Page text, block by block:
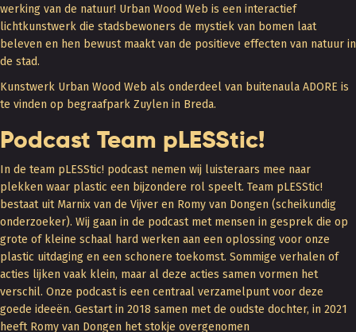
werking van de natuur! Urban Wood Web is een interactief
lichtkunstwerk die stadsbewoners de mystiek van bomen laat
beleven en hen bewust maakt van de positieve effecten van natuur in
de stad.
Kunstwerk Urban Wood Web als onderdeel van buitenaula ADORE is
te vinden op begraafpark Zuylen in Breda.
Podcast Team pLESStic!
In de team pLESStic! podcast nemen wij luisteraars mee naar
plekken waar plastic een bijzondere rol speelt. Team pLESStic!
bestaat uit Marnix van de Vijver en Romy van Dongen (scheikundig
onderzoeker). Wij gaan in de podcast met mensen in gesprek die op
grote of kleine schaal hard werken aan een oplossing voor onze
plastic uitdaging en een schonere toekomst. Sommige verhalen of
acties lijken vaak klein, maar al deze acties samen vormen het
verschil. Onze podcast is een centraal verzamelpunt voor deze
goede ideeën. Gestart in 2018 samen met de oudste dochter, in 2021
heeft Romy van Dongen het stokje overgenomen